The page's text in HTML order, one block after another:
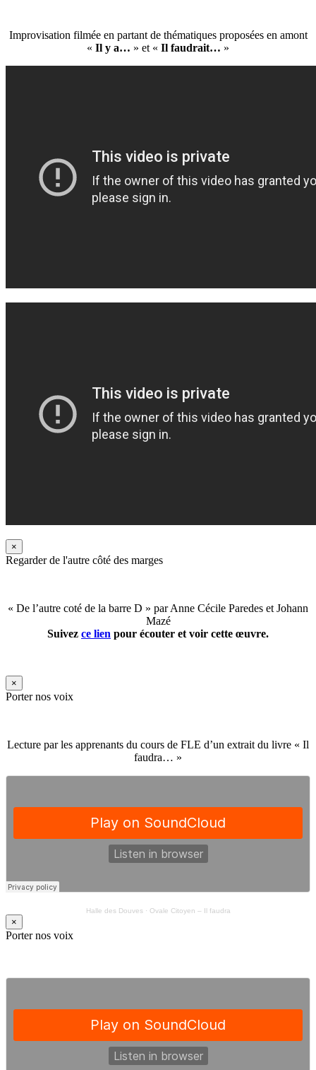
Improvisation filmée en partant de thématiques proposées en amont
« Il y a… » et « Il faudrait… »
×
Regarder de l'autre côté des marges
« De l’autre coté de la barre D » par Anne Cécile Paredes et Johann
Mazé
Suivez ce lien pour écouter et voir cette œuvre.
×
Porter nos voix
Lecture par les apprenants du cours de FLE d’un extrait du livre « Il
faudra… »
Halle des Douves· Ovale Citoyen – Il faudra
×
Porter nos voix